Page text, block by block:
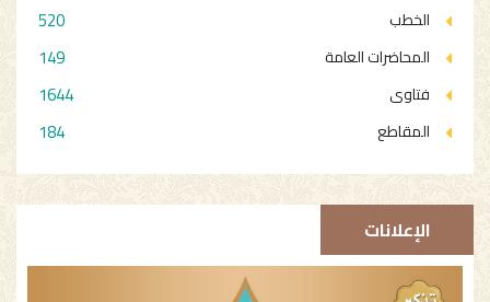
الخطب 520
المحاضرات العامة 149
فتاوى 1644
المقاطع 184
الإعلانات